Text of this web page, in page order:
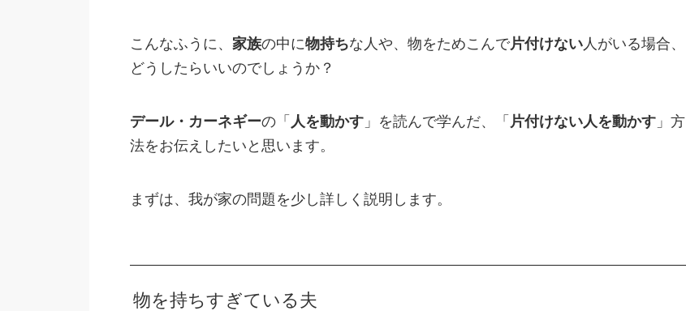
こんなふうに、 家族の中に物持ちな人や、物をためこんで片付けない人がいる場合、
どうしたらいいのでしょうか？
デール・カーネギーの「 人を動かす」を読んで学んだ、「 片付けない人を動かす」方
法をお伝えしたいと思います。
まずは、我が家の問題を少し詳しく説明します。
物を持ちすぎている夫